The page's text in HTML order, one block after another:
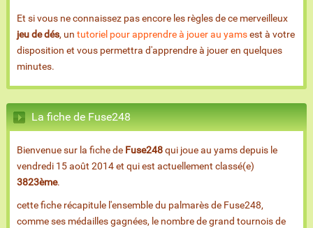
Et si vous ne connaissez pas encore les règles de ce merveilleux
jeu de dés, un tutoriel pour apprendre à jouer au yamsest à votre
disposition et vous permettra d'apprendre à jouer en quelques
minutes.
La fiche de Fuse248
Bienvenue sur la fiche de Fuse248qui joue au yams depuis le
vendredi 15 août 2014 et qui est actuellement classé(e)
3823ème.
cette fiche récapitule l'ensemble du palmarès de Fuse248,
comme ses médailles gagnées, le nombre de grand tournois de